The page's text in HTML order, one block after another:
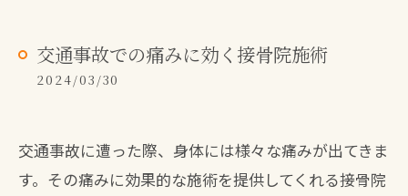
交通事故での痛みに効く接骨院施術
2024/03/30
交通事故に遭った際、身体には様々な痛みが出てきま
す。その痛みに効果的な施術を提供してくれる接骨院